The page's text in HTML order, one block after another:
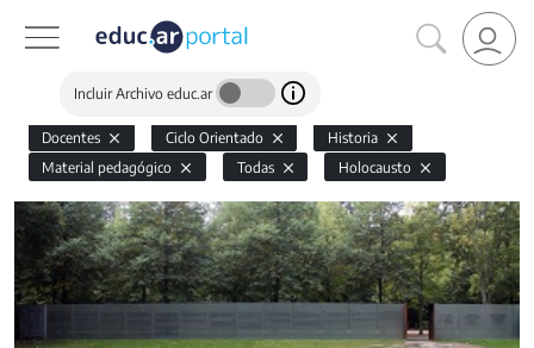
Incluir Archivo educ.ar
Docentes Ciclo Orientado
Historia
Material pedagógico
Todas Holocausto